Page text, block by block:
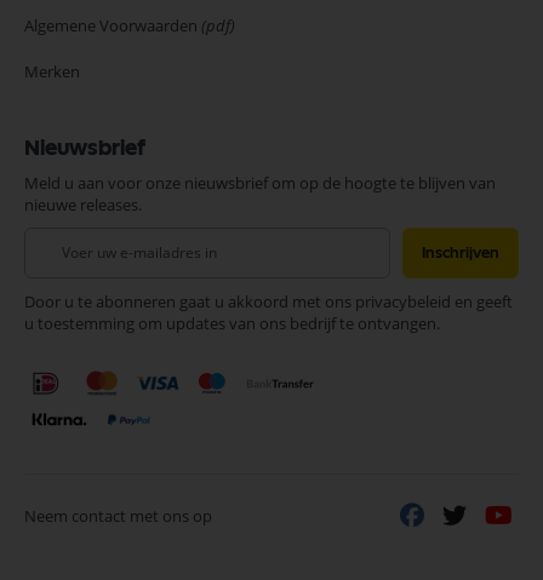
Algemene Voorwaarden (pdf)
Merken
Nieuwsbrief
Meld u aan voor onze nieuwsbrief om op de hoogte te blijven van
nieuwe releases.
onze
nieuwsbrief
Inschrijven
Door u te abonneren gaat u akkoord met ons privacybeleid en geeft
u toestemming om updates van ons bedrijf te ontvangen.
Neem contact met ons op